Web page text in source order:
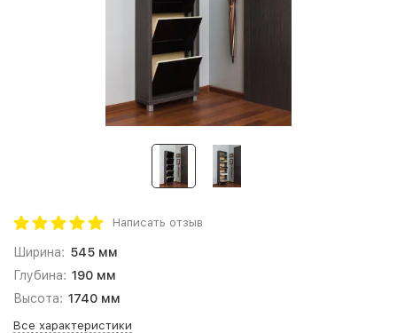
Написать отзыв
Ширина: 545 мм
Глубина: 190 мм
Высота: 1740 мм
Все характеристики